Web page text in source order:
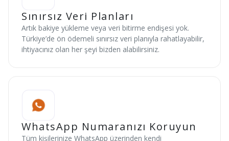
Sınırsız Veri Planları
Artık bakiye yükleme veya veri bitirme endişesi yok.
Türkiye’de ön ödemeli sınırsız veri planıyla rahatlayabilir,
ihtiyacınız olan her şeyi bizden alabilirsiniz.
WhatsApp Numaranızı Koruyun
Tüm kişilerinize WhatsApp üzerinden kendi